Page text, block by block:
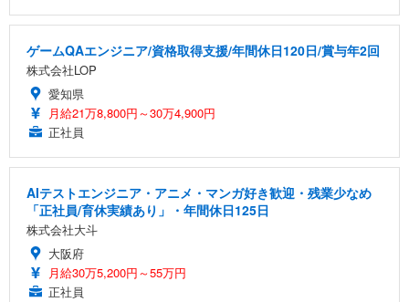
ゲームQAエンジニア/資格取得支援/年間休日120日/賞与年2回
株式会社LOP
愛知県
月給21万8,800円～30万4,900円
正社員
AIテストエンジニア・アニメ・マンガ好き歓迎・残業少なめ
「正社員/育休実績あり」・年間休日125日
株式会社大斗
大阪府
月給30万5,200円～55万円
正社員